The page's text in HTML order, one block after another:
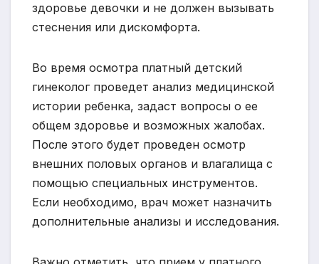
здоровье девочки и не должен вызывать
стеснения или дискомфорта.
Во время осмотра платный детский
гинеколог проведет анализ медицинской
истории ребенка, задаст вопросы о ее
общем здоровье и возможных жалобах.
После этого будет проведен осмотр
внешних половых органов и влагалища с
помощью специальных инструментов.
Если необходимо, врач может назначить
дополнительные анализы и исследования.